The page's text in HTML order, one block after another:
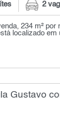
2
234 m² por
localizado em
Gustavo